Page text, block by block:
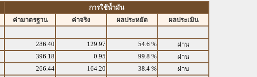
การใช้น้ำมัน
ค่ามาตรฐาน ค่าจริง ผลประหยัด
ผลประเมิน
286.40 129.97 54.6 %
ผ่าน
396.18 0.95 99.8 %
ผ่าน
266.44 164.20 38.4 %
ผ่าน